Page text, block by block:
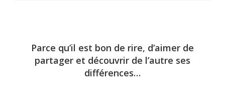
Parce qu’il est bon de rire, d’aimer de
partager et découvrir de l’autre ses
différences…